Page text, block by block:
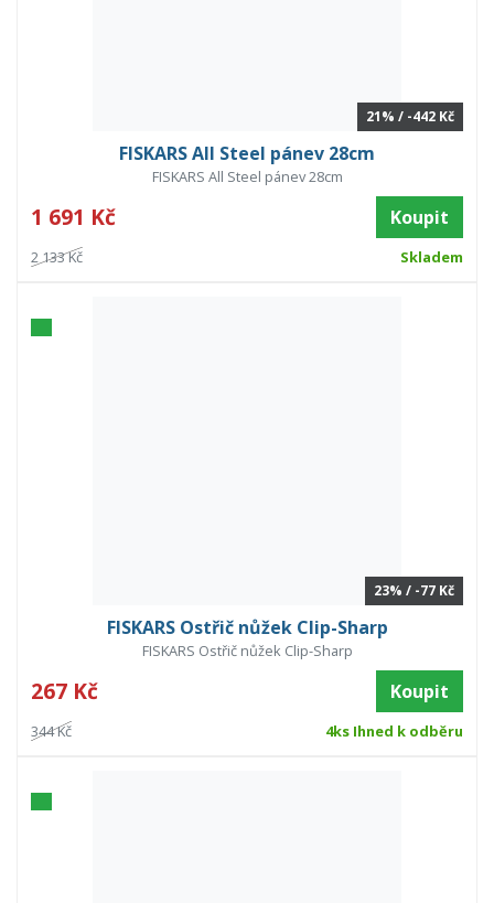
21% / -442 Kč
FISKARS All Steel pánev 28cm
FISKARS All Steel pánev 28cm
1 691 Kč Koupit
2 133 Kč Skladem
23% / -77 Kč
FISKARS Ostřič nůžek Clip-Sharp
FISKARS Ostřič nůžek Clip-Sharp
267 Kč Koupit
344 Kč 4ks Ihned k odběru